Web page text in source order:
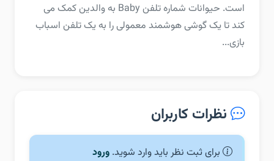
است. حیوانات شماره تلفن Baby به والدین کمک می
کند تا یک گوشی هوشمند معمولی را به یک تلفن اسباب
بازی...
نظرات کاربران
برای ثبت نظر باید وارد شوید. ورود